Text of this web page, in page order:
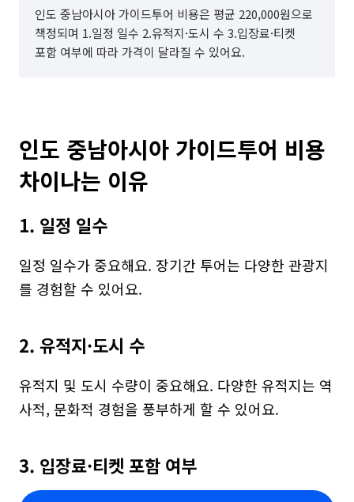
인도 중남아시아 가이드투어 비용은 평균 220,000원으로
책정되며 1.일정 일수 2.유적지·도시 수 3.입장료·티켓
포함 여부에 따라 가격이 달라질 수 있어요.
인도 중남아시아 가이드투어 비용
차이나는 이유
1. 일정 일수
일정 일수가 중요해요. 장기간 투어는 다양한 관광지
를 경험할 수 있어요.
2. 유적지·도시 수
유적지 및 도시 수량이 중요해요. 다양한 유적지는 역
사적, 문화적 경험을 풍부하게 할 수 있어요.
3. 입장료·티켓 포함 여부